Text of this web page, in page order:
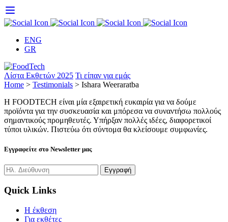
Skip
to
content
ENG
GR
Λίστα Εκθετών 2025 Τι είπαν για εμάς
Home > Testimonials > Ishara Weeraratba
Η FOODTECH είναι μία εξαιρετική ευκαιρία για να δούμε
προϊόντα για την συσκευασία και μπόρεσα να συναντήσω πολλούς
σημαντικούς προμηθευτές. Υπήρξαν πολλές ιδέες, διαφορετικοί
τύποι υλικών. Πιστεύω ότι σύντομα θα κλείσουμε συμφωνίες.
Εγγραφείτε στο Newsletter μας
Quick Links
H έκθεση
Για εκθέτες